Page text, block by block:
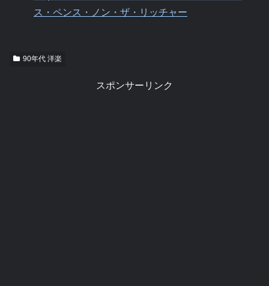
ス・ペンス・ノン・ザ・リッチャー
90年代 洋楽
スポンサーリンク